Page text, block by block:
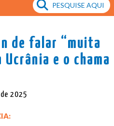
de falar “muita
e o chama
2025